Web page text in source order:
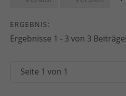
ERGEBNIS:
Ergebnisse 1 - 3 von 3